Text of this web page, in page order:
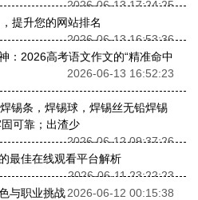
2026-06-13 17:24:25
提升您的网站排名
2026-06-13 16:53:36
：2026高考语文作文的“精准命中
2026-06-13 16:52:23
锡条，焊锡球，焊锡丝无铅焊锡
可靠；出渣少
2026-06-12 09:37:26
最佳在线观看平台解析
2026-06-11 23:22:23
与职业挑战2026-06-12 00:15:38